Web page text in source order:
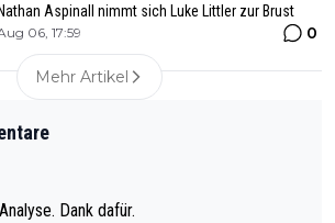
Nathan Aspinall nimmt sich Luke Littler zur Brust
06, 17:59 0
Mehr Artikel
Dank dafür.